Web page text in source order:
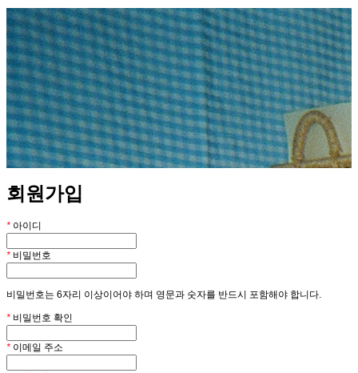
회원가입
* 아이디
* 비밀번호
비밀번호는 6자리 이상이어야 하며 영문과 숫자를 반드시 포함해야 합니다.
* 비밀번호 확인
* 이메일 주소